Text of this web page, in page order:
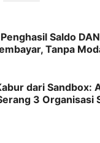
Saldo
Tanpa
dari Sandbox:
3 Organisasi